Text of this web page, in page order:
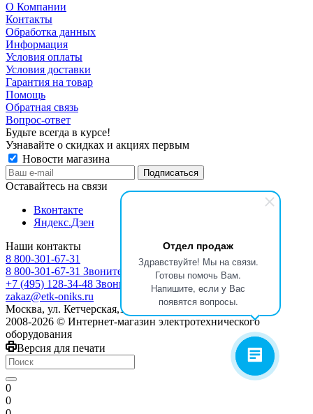
Отдел продаж
Здравствуйте! Мы на связи.
Готовы помочь Вам.
Напишите, если у Вас
появятся вопросы.
О Компании
Контакты
Обработка данных
Информация
Условия оплаты
Условия доставки
Гарантия на товар
Помощь
Обратная связь
Вопрос-ответ
Будьте всегда в курсе!
Узнавайте о скидках и акциях первым
Новости магазина
Оставайтесь на связи
Вконтакте
Яндекс.Дзен
Наши контакты
8 800-301-67-31
8 800-301-67-31 Звоните с 9:00 до 17:00
+7 (495) 128-34-48 Звоните с 8:30 до 17:30
zakaz@etk-oniks.ru
Москва, ул. Кетчерская,13
2008-2026 © Интернет-магазин электротехнического
оборудования
Версия для печати
0
0